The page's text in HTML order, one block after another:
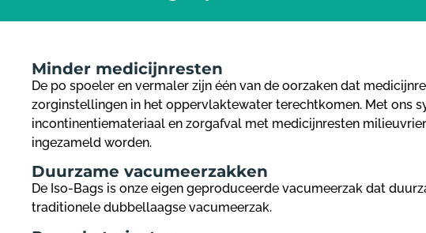
Minder medicijnresten
De po spoeler en vermaler zijn één van de oorzaken dat
zorginstellingen in het oppervlaktewater terechtkomen. Met ons
incontinentiemateriaal en zorgafval met medicijnresten
ingezameld worden.
Duurzame vacumeerzakken
De Iso-Bags is onze eigen geproduceerde vacumeerzak dat
traditionele dubbellaagse vacumeerzak.